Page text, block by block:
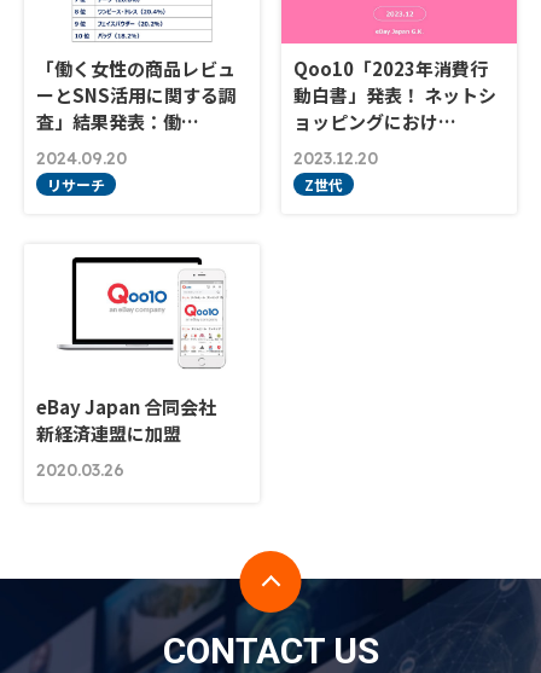
「働く女性の商品レビュ
ーとSNS活用に関する調
査」結果発表：働…
2024.09.20
リサーチ
Qoo10「2023年消費行
動白書」発表！ ネットシ
ョッピングにおけ…
2023.12.20
Z世代
eBay Japan 合同会社
新経済連盟に加盟
2020.03.26
CONTACT US